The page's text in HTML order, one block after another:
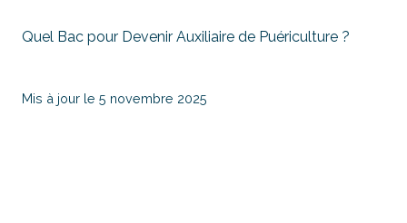
Quel Bac pour Devenir Auxiliaire de Puériculture ?
Mis à jour le 5 novembre 2025